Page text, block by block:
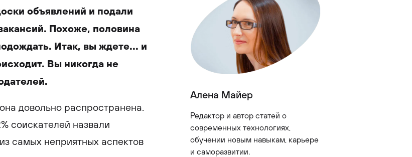
объявлений и подали
Похоже, половина
Итак, вы ждете... и
Вы никогда не
довольно распространена.
соискателей назвали
самых неприятных аспектов
Алена Майер
Редактор и автор статей о
современных технологиях,
обучении новым навыкам, карьере
и саморазвитии.